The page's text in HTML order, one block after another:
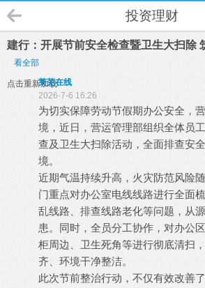
投资理财
建行：开展节前安全检查暨卫生大扫除
看全部
点击重新加载
莱芜在线
2026-7-6 16:26
为切实保障劳动节假期办公安全，
境，近日，营运管理部组织全体员
查及卫生大扫除活动，全面排查安
境。
近期气温持续升高，火灾防范风险
门重点对办公室电线线路进行全面
乱线路、排查线路老化等问题，从
患。同时，全员分工协作，对办公
柜周边、卫生死角等进行彻底清扫
齐、环境干净整洁。
此次节前整治行动，不仅有效改善